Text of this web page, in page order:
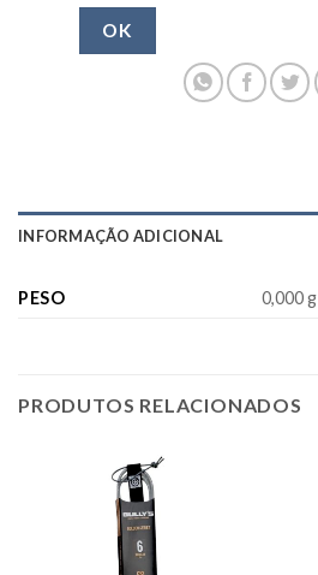
OK
INFORMAÇÃO ADICIONAL
PESO 0,000 g
PRODUTOS RELACIONADOS